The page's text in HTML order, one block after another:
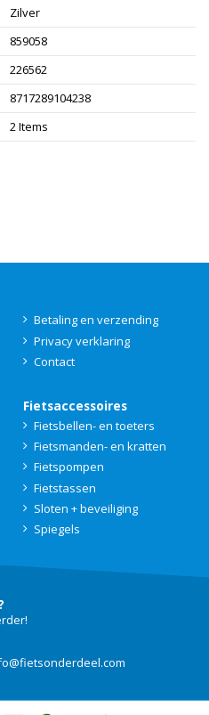
Zilver
859058
226562
8717289104238
2 Items
Betaling en verzending
Privacy verklaring
Contact
Fietsaccessoires
Fietsbellen- en toeters
Fietsmanden- en kratten
Fietspompen
Fietstassen
Sloten + beveiliging
Spiegels